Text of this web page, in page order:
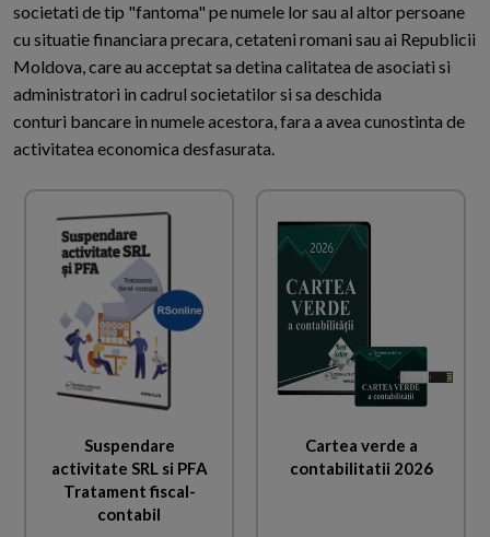
societati de tip "fantoma" pe numele lor sau al altor persoane
cu situatie financiara precara, cetateni romani sau ai Republicii
Moldova, care au acceptat sa detina calitatea de asociati si
administratori in cadrul societatilor si sa deschida
conturi bancare in numele acestora, fara a avea cunostinta de
activitatea economica desfasurata.
Suspendare
activitate SRL si PFA
Tratament fiscal-
contabil
Cartea verde a
contabilitatii 2026